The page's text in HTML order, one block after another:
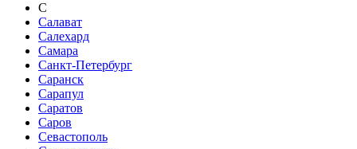
С
Салават
Салехард
Самара
Санкт-Петербург
Саранск
Сарапул
Саратов
Саров
Севастополь